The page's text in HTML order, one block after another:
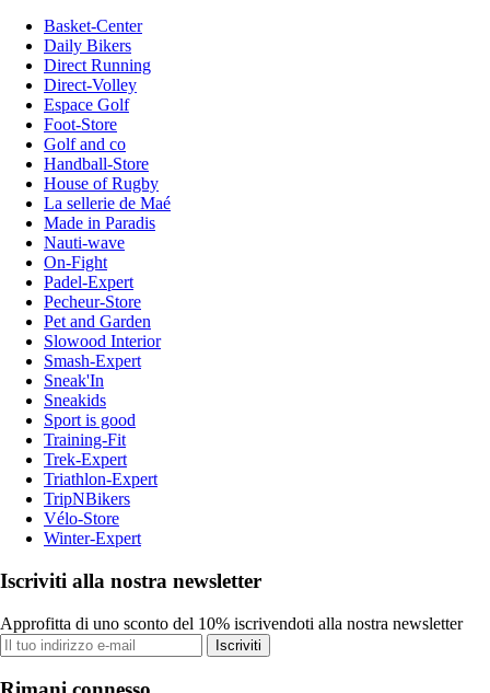
Basket-Center
Daily Bikers
Direct Running
Direct-Volley
Espace Golf
Foot-Store
Golf and co
Handball-Store
House of Rugby
La sellerie de Maé
Made in Paradis
Nauti-wave
On-Fight
Padel-Expert
Pecheur-Store
Pet and Garden
Slowood Interior
Smash-Expert
Sneak'In
Sneakids
Sport is good
Training-Fit
Trek-Expert
Triathlon-Expert
TripNBikers
Vélo-Store
Winter-Expert
Iscriviti alla nostra newsletter
Approfitta di uno sconto del 10% iscrivendoti alla nostra newsletter
Iscriviti